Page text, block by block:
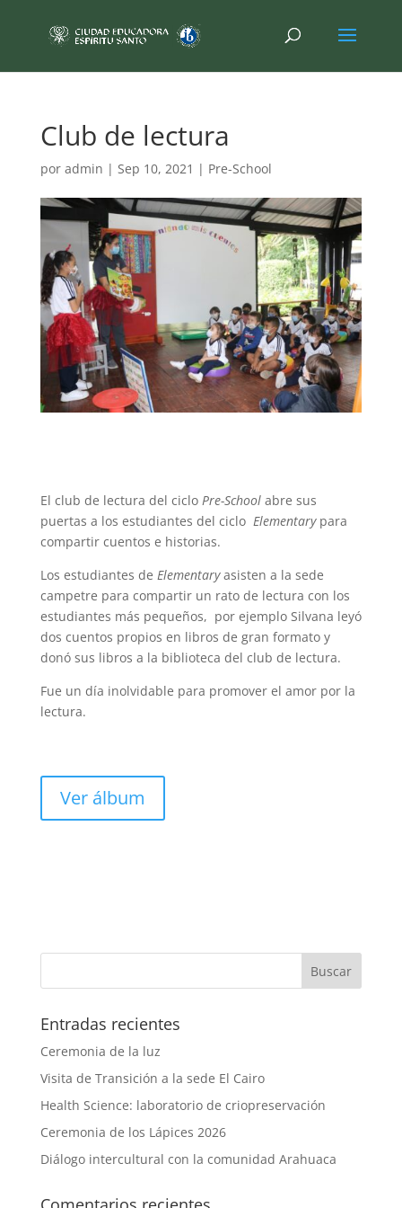
Club de lectura
por admin | Sep 10, 2021 | Pre-School
El club de lectura del ciclo Pre-Schoolabre sus
puertas a los estudiantes del ciclo Elementarypara
compartir cuentos e historias.
Los estudiantes de Elementaryasisten a la sede
campetre para compartir un rato de lectura con los
estudiantes más pequeños, por ejemplo Silvana leyó
dos cuentos propios en libros de gran formato y
donó sus libros a la biblioteca del club de lectura.
Fue un día inolvidable para promover el amor por la
lectura.
Ver álbum
Entradas recientes
Ceremonia de la luz
Visita de Transición a la sede El Cairo
Health Science: laboratorio de criopreservación
Ceremonia de los Lápices 2026
Diálogo intercultural con la comunidad Arahuaca